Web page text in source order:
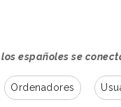
los españoles se
Ordenadores